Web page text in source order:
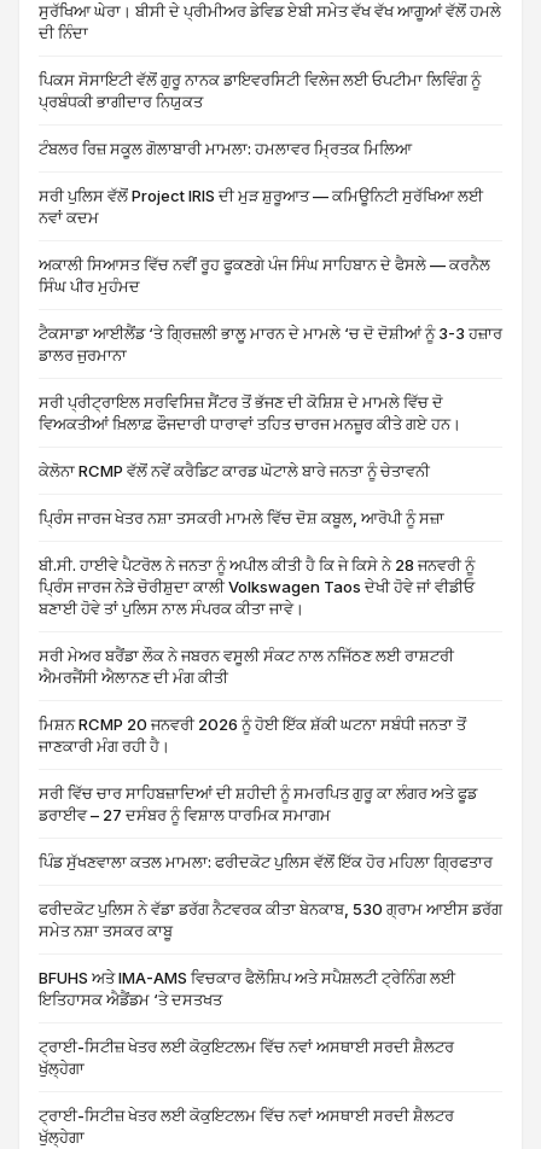
ਸੁਰੱਖਿਆ ਘੇਰਾ। ਬੀਸੀ ਦੇ ਪ੍ਰੀਮੀਅਰ ਡੇਵਿਡ ਏਬੀ ਸਮੇਤ ਵੱਖ ਵੱਖ ਆਗੂਆਂ ਵੱਲੋਂ ਹਮਲੇ
ਦੀ ਨਿੰਦਾ
ਪਿਕਸ ਸੋਸਾਇਟੀ ਵੱਲੋਂ ਗੁਰੂ ਨਾਨਕ ਡਾਇਵਰਸਿਟੀ ਵਿਲੇਜ ਲਈ ਓਪਟੀਮਾ ਲਿਵਿੰਗ ਨੂੰ
ਪ੍ਰਬੰਧਕੀ ਭਾਗੀਦਾਰ ਨਿਯੁਕਤ
ਟੰਬਲਰ ਰਿਜ਼ ਸਕੂਲ ਗੋਲਾਬਾਰੀ ਮਾਮਲਾ: ਹਮਲਾਵਰ ਮ੍ਰਿਤਕ ਮਿਲਿਆ
ਸਰੀ ਪੁਲਿਸ ਵੱਲੋਂ Project IRIS ਦੀ ਮੁੜ ਸ਼ੁਰੂਆਤ — ਕਮਿਊਨਿਟੀ ਸੁਰੱਖਿਆ ਲਈ
ਨਵਾਂ ਕਦਮ
ਅਕਾਲੀ ਸਿਆਸਤ ਵਿੱਚ ਨਵੀਂ ਰੂਹ ਫੂਕਣਗੇ ਪੰਜ ਸਿੰਘ ਸਾਹਿਬਾਨ ਦੇ ਫੈਸਲੇ — ਕਰਨੈਲ
ਸਿੰਘ ਪੀਰ ਮੁਹੰਮਦ
ਟੈਕਸਾਡਾ ਆਈਲੈਂਡ ‘ਤੇ ਗ੍ਰਿਜ਼ਲੀ ਭਾਲੂ ਮਾਰਨ ਦੇ ਮਾਮਲੇ ‘ਚ ਦੋ ਦੋਸ਼ੀਆਂ ਨੂੰ 3-3 ਹਜ਼ਾਰ
ਡਾਲਰ ਜੁਰਮਾਨਾ
ਸਰੀ ਪ੍ਰੀਟ੍ਰਾਇਲ ਸਰਵਿਸਿਜ਼ ਸੈਂਟਰ ਤੋਂ ਭੱਜਣ ਦੀ ਕੋਸ਼ਿਸ਼ ਦੇ ਮਾਮਲੇ ਵਿੱਚ ਦੋ
ਵਿਅਕਤੀਆਂ ਖ਼ਿਲਾਫ਼ ਫੌਜਦਾਰੀ ਧਾਰਾਵਾਂ ਤਹਿਤ ਚਾਰਜ ਮਨਜ਼ੂਰ ਕੀਤੇ ਗਏ ਹਨ।
ਕੇਲੋਨਾ RCMP ਵੱਲੋਂ ਨਵੇਂ ਕਰੈਡਿਟ ਕਾਰਡ ਘੋਟਾਲੇ ਬਾਰੇ ਜਨਤਾ ਨੂੰ ਚੇਤਾਵਨੀ
ਪ੍ਰਿੰਸ ਜਾਰਜ ਖੇਤਰ ਨਸ਼ਾ ਤਸਕਰੀ ਮਾਮਲੇ ਵਿੱਚ ਦੋਸ਼ ਕਬੂਲ, ਆਰੋਪੀ ਨੂੰ ਸਜ਼ਾ
ਬੀ.ਸੀ. ਹਾਈਵੇ ਪੈਟਰੋਲ ਨੇ ਜਨਤਾ ਨੂੰ ਅਪੀਲ ਕੀਤੀ ਹੈ ਕਿ ਜੇ ਕਿਸੇ ਨੇ 28 ਜਨਵਰੀ ਨੂੰ
ਪ੍ਰਿੰਸ ਜਾਰਜ ਨੇੜੇ ਚੋਰੀਸ਼ੁਦਾ ਕਾਲੀ Volkswagen Taos ਦੇਖੀ ਹੋਵੇ ਜਾਂ ਵੀਡੀਓ
ਬਣਾਈ ਹੋਵੇ ਤਾਂ ਪੁਲਿਸ ਨਾਲ ਸੰਪਰਕ ਕੀਤਾ ਜਾਵੇ।
ਸਰੀ ਮੇਅਰ ਬਰੈਂਡਾ ਲੌਕ ਨੇ ਜਬਰਨ ਵਸੂਲੀ ਸੰਕਟ ਨਾਲ ਨਜਿੱਠਣ ਲਈ ਰਾਸ਼ਟਰੀ
ਐਮਰਜੈਂਸੀ ਐਲਾਨਣ ਦੀ ਮੰਗ ਕੀਤੀ
ਮਿਸ਼ਨ RCMP 20 ਜਨਵਰੀ 2026 ਨੂੰ ਹੋਈ ਇੱਕ ਸ਼ੱਕੀ ਘਟਨਾ ਸਬੰਧੀ ਜਨਤਾ ਤੋਂ
ਜਾਣਕਾਰੀ ਮੰਗ ਰਹੀ ਹੈ।
ਸਰੀ ਵਿੱਚ ਚਾਰ ਸਾਹਿਬਜ਼ਾਦਿਆਂ ਦੀ ਸ਼ਹੀਦੀ ਨੂੰ ਸਮਰਪਿਤ ਗੁਰੂ ਕਾ ਲੰਗਰ ਅਤੇ ਫੂਡ
ਡਰਾਈਵ – 27 ਦਸੰਬਰ ਨੂੰ ਵਿਸ਼ਾਲ ਧਾਰਮਿਕ ਸਮਾਗਮ
ਪਿੰਡ ਸੁੱਖਣਵਾਲਾ ਕਤਲ ਮਾਮਲਾ: ਫਰੀਦਕੋਟ ਪੁਲਿਸ ਵੱਲੋਂ ਇੱਕ ਹੋਰ ਮਹਿਲਾ ਗ੍ਰਿਫਤਾਰ
ਫਰੀਦਕੋਟ ਪੁਲਿਸ ਨੇ ਵੱਡਾ ਡਰੱਗ ਨੈਟਵਰਕ ਕੀਤਾ ਬੇਨਕਾਬ, 530 ਗ੍ਰਾਮ ਆਈਸ ਡਰੱਗ
ਸਮੇਤ ਨਸ਼ਾ ਤਸਕਰ ਕਾਬੂ
BFUHS ਅਤੇ IMA-AMS ਵਿਚਕਾਰ ਫੈਲੋਸ਼ਿਪ ਅਤੇ ਸਪੈਸ਼ਲਟੀ ਟ੍ਰੇਨਿੰਗ ਲਈ
ਇਤਿਹਾਸਕ ਐਡੈਂਡਮ ‘ਤੇ ਦਸਤਖਤ
ਟ੍ਰਾਈ-ਸਿਟੀਜ਼ ਖੇਤਰ ਲਈ ਕੋਕੁਇਟਲਮ ਵਿੱਚ ਨਵਾਂ ਅਸਥਾਈ ਸਰਦੀ ਸ਼ੈਲਟਰ
ਖੁੱਲ੍ਹੇਗਾ
ਟ੍ਰਾਈ-ਸਿਟੀਜ਼ ਖੇਤਰ ਲਈ ਕੋਕੁਇਟਲਮ ਵਿੱਚ ਨਵਾਂ ਅਸਥਾਈ ਸਰਦੀ ਸ਼ੈਲਟਰ
ਖੁੱਲ੍ਹੇਗਾ